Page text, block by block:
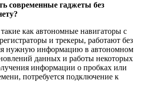
современные гаджеты без
как автономные навигаторы с
и трекеры, работают без
нужную информацию в автономном
данных и работы некоторых
информации о пробках или
потребуется подключение к